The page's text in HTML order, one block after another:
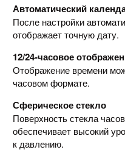
Автоматический
После настройки
отображает точную дату.
12/24-часовое
Отображение времени
часовом формате.
Сферическое стекло
Поверхность стекла
обеспечивает высокий
к давлению.